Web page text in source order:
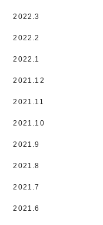
2022.3
2022.2
2022.1
2021.12
2021.11
2021.10
2021.9
2021.8
2021.7
2021.6